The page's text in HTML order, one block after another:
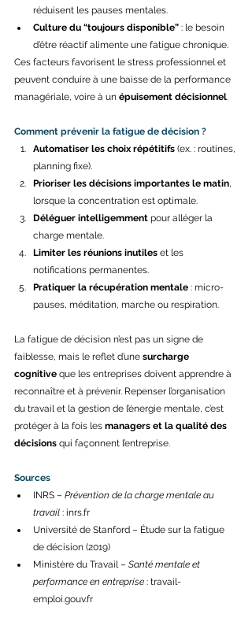
réduisent les pauses mentales.
Culture du “toujours disponible” : le besoin
d’être réactif alimente une fatigue chronique.
Ces facteurs favorisent le stress professionnel et
peuvent conduire à une baisse de la performance
managériale, voire à un épuisement décisionnel.
Comment prévenir la fatigue de décision ?
Automatiser les choix répétitifs (ex. : routines,
planning fixe).
Prioriser les décisions importantes le matin,
lorsque la concentration est optimale.
Déléguer intelligemment pour alléger la
charge mentale.
Limiter les réunions inutiles et les
notifications permanentes.
Pratiquer la récupération mentale : micro-
pauses, méditation, marche ou respiration.
La fatigue de décision n’est pas un signe de
faiblesse, mais le reflet d’une surcharge
cognitive que les entreprises doivent apprendre à
reconnaître et à prévenir. Repenser l’organisation
du travail et la gestion de l’énergie mentale, c’est
protéger à la fois les managers et la qualité des
décisions qui façonnent l’entreprise.
Sources
INRS – Prévention de la charge mentale au
travail : inrs.fr
Université de Stanford – Étude sur la fatigue
de décision (2019)
Ministère du Travail – Santé mentale et
performance en entreprise : travail-
emploi.gouv.fr